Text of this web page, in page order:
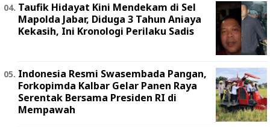
Taufik Hidayat Kini Mendekam di Sel
Mapolda Jabar, Diduga 3 Tahun Aniaya
Kekasih, Ini Kronologi Perilaku Sadis
Indonesia Resmi Swasembada Pangan,
Forkopimda Kalbar Gelar Panen Raya
Serentak Bersama Presiden RI di
Mempawah